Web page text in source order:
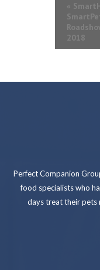
«
2018
Perfect Companion
food specialists who
days treat their pets